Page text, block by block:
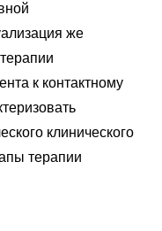
же
к контактному
клинического
терапии